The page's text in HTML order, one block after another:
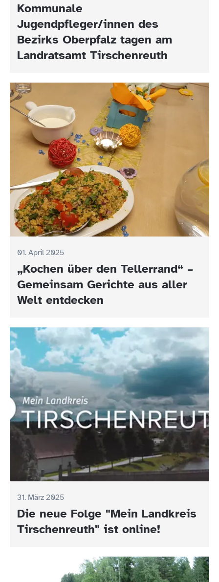
Kommunale
Jugendpfleger/innen des
Bezirks Oberpfalz tagen am
Landratsamt Tirschenreuth
01. April 2025
„Kochen über den Tellerrand“ –
Gemeinsam Gerichte aus aller
Welt entdecken
31. März 2025
Die neue Folge "Mein Landkreis
Tirschenreuth" ist online!